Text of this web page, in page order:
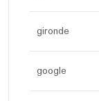
gironde
google